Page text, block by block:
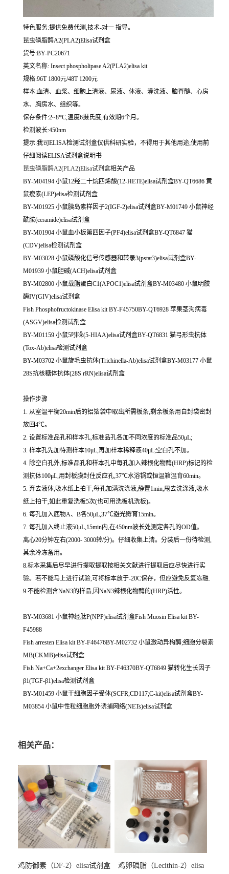
特色服务:提供免费代测,技术-对一 指导。
昆虫磷脂酶A2(PLA2)Elisa试剂盒
货号:BY-PC20671
英文名称: Insect phospholipase A2(PLA2)elisa kit
规格:96T 1800元/48T 1200元
样本:血清、血浆、细胞上清液、尿液、体液、灌洗液、脑脊髓、心房
水、胸房水、组织等。
保存条件:2~8*C,温度6摄氏度,有效期6个月。
检测波长:450nm
提示:我司ELISA检测试剂盒仅供科研实验，不得用于其他用途;使用前
仔细阅读ELISA试剂盒说明书
昆虫磷脂酶A2(PLA2)Elisa试剂盒相关产品
BY-M04194 小鼠12羟二十烷四烯酸(12-HETE)elisa试剂盒BY-QT6686 黄
鼠瘦素(LEP)elisa检测试剂盒
BY-M01925 小鼠胰岛素样因子2(IGF-2)elisa试剂盒BY-M01749 小鼠神经
酰胺(ceramide)elisa试剂盒
BY-M01904 小鼠血小板第四因子(PF4)elisa试剂盒BY-QT6847 猫
(CDV)elisa检测试剂盒
BY-M03028 小鼠磷酸化信号传感器和转录3(pstat3)elisa试剂盒BY-
M01939 小鼠胆碱(ACH)elisa试剂盒
BY-M02800 小鼠载脂蛋白C1(APOC1)elisa试剂盒BY-M03480 小鼠明胶
酶IV(GIV)elisa试剂盒
Fish Phosphofructokinase Elisa kit BY-F45750BY-QT6928 苹果茎沟病毒
(ASGV)elisa检测试剂盒
BY-M01159 小鼠5吲哚(5-HIAA)elisa试剂盒BY-QT6831 猫弓形虫抗体
(Tox-Ab)elisa检测试剂盒
BY-M03702 小鼠旋毛虫抗体(Trichinella-Ab)elisa试剂盒BY-M03177 小鼠
28S抗核糖体抗体(28S rRN)elisa试剂盒
操作步骤
1. 从室温平衡20min后的铝箔袋中取出所需板条,剩余板条用自封袋密封
放回4℃。
2. 设置标准品孔和样本孔,标准品孔各加不同浓度的标准品50μL;
3. 样本孔先加待测样本10μL,再加样本稀释液40μL;空白孔不加。
4. 除空白孔外,标准品孔和样本孔中每孔加入辣根化物酶(HRP)标记的检
测抗体100μL,用封板膜封住反应孔,37℃水浴锅或恒温箱温育60min。
5. 弃去液体,吸水纸上拍干,每孔加满洗涤液,静置1min,甩去洗涤液,吸水
纸上拍干,如此重复洗板5次(也可用洗板机洗板)。
6. 每孔加入底物A、B各50μL,37℃避光孵育15min。
7. 每孔加入终止液50μL,15min内,在450nm波长处测定各孔的OD值。
离心20分钟左右(2000- 3000转/分)。仔细收集上清。分装后一份待检测,
其余冷冻备用。
8.标本采集后尽早进行提取提取按相关文献进行提取后应尽快进行实
验。若不能马上进行试验,可将标本放于-20C保存，但应避免反复冻融.
9.不能检测含NaN3的样品,因NaN3辣根化物酶的(HRP)活性。
BY-M03681 小鼠神经肽P(NPP)elisa试剂盒Fish Muosin Elisa kit BY-
F45988
Fish arresten Elisa kit BY-F46476BY-M02732 小鼠激动异构酶;细胞分裂素
MB(CKMB)elisa试剂盒
Fish Na+Ca+2exchanger Elisa kit BY-F46370BY-QT6849 猫转化生长因子
β1(TGF-β1)elisa检测试剂盒
BY-M01459 小鼠干细胞因子受体(SCFR;CD117;C-kit)elisa试剂盒BY-
M03854 小鼠中性粒细胞胞外诱捕网络(NETs)elisa试剂盒
相关产品：
鸡防御素（DF-2）elisa试剂盒
鸡卵磷脂（Lecithin-2）elisa